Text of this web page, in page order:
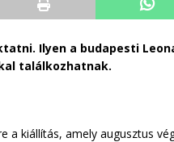
Ilyen a budapesti
találkozhatnak.
a kiállítás, amely augusztus